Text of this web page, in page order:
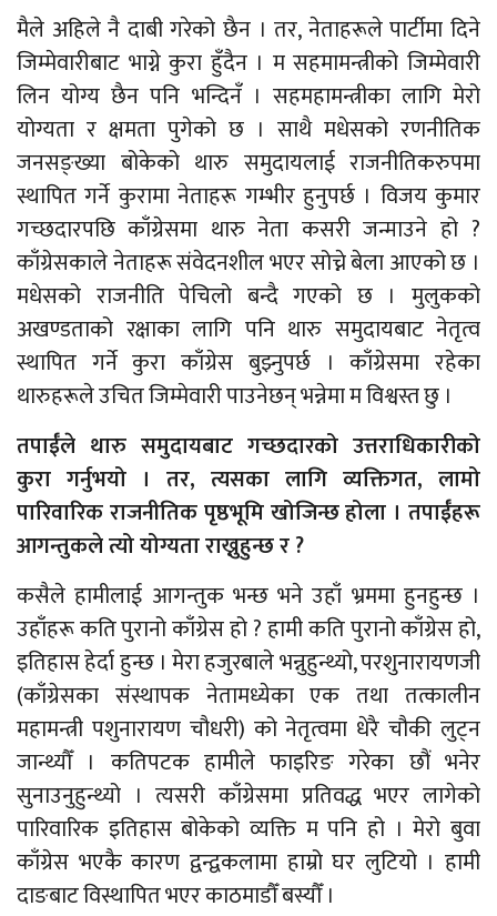
मैले अहिले नै दाबी गरेको छैन । तर, नेताहरूले पार्टीमा दिने
जिम्मेवारीबाट भाग्ने कुरा हुँदैन । म सहमामन्त्रीको जिम्मेवारी
लिन योग्य छैन पनि भन्दिनँ । सहमहामन्त्रीका लागि मेरो
योग्यता र क्षमता पुगेको छ । साथै मधेसको रणनीतिक
जनसङ्ख्या बोकेको थारु समुदायलाई राजनीतिकरुपमा
स्थापित गर्ने कुरामा नेताहरू गम्भीर हुनुपर्छ । विजय कुमार
गच्छदारपछि काँग्रेसमा थारु नेता कसरी जन्माउने हो ?
काँग्रेसकाले नेताहरू संवेदनशील भएर सोच्ने बेला आएको छ ।
मधेसको राजनीति पेचिलो बन्दै गएको छ । मुलुकको
अखण्डताको रक्षाका लागि पनि थारु समुदायबाट नेतृत्व
स्थापित गर्ने कुरा काँग्रेस बुझ्नुपर्छ । काँग्रेसमा रहेका
थारुहरूले उचित जिम्मेवारी पाउनेछन् भन्नेमा म विश्वस्त छु ।​
तपाईँले थारु समुदायबाट गच्छदारको उत्तराधिकारीको
कुरा गर्नुभयो । तर, त्यसका लागि व्यक्तिगत, लामो
पारिवारिक राजनीतिक पृष्ठभूमि खोजिन्छ होला । तपाईँहरू
आगन्तुकले त्यो योग्यता राख्नुहुन्छ र ?
कसैले हामीलाई आगन्तुक भन्छ भने उहाँ भ्रममा हुनहुन्छ ।
उहाँहरू कति पुरानो काँग्रेस हो ? हामी कति पुरानो काँग्रेस हो,
इतिहास हेर्दा हुन्छ । मेरा हजुरबाले भन्नुहुन्थ्यो, परशुनारायणजी
(काँग्रेसका संस्थापक नेतामध्येका एक तथा तत्कालीन
महामन्त्री पशुनारायण चौधरी) को नेतृत्वमा धेरै चौकी लुट्न
जान्थ्यौँ । कतिपटक हामीले फाइरिङ गरेका छौं भनेर
सुनाउनुहुन्थ्यो । त्यसरी काँग्रेसमा प्रतिवद्ध भएर लागेको
पारिवारिक इतिहास बोकेको व्यक्ति म पनि हो । मेरो बुवा
काँग्रेस भएकै कारण द्वन्द्वकलामा हाम्रो घर लुटियो । हामी
दाङबाट विस्थापित भएर काठमाडौँ बस्यौँ ।